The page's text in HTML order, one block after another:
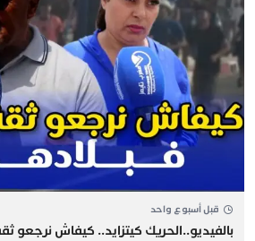
قبل أسبوع واحد
بالفيديو..الحريك كيتزايد.. كيفاش نرجعو